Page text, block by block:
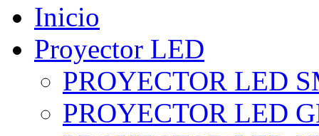
Inicio
Proyector LED
PROYECTOR LED
PROYECTOR LED